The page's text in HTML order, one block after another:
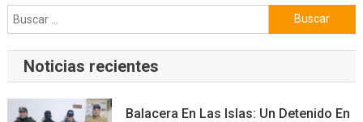
Buscar:
Noticias recientes
Balacera En Las Islas: Un Detenido En